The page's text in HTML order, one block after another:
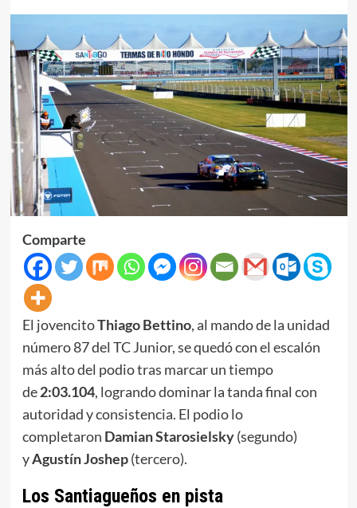
Comparte
El jovencitoThiago Bettino, al mando de la unidad
número 87 del TC Junior, se quedó con el escalón
más alto del podio tras marcar un tiempo
de2:03.104, logrando dominar la tanda final con
autoridad y consistencia. El podio lo
completaron Damian Starosielsky(segundo)
yAgustín Joshep(tercero).
Los Santiagueños en pista